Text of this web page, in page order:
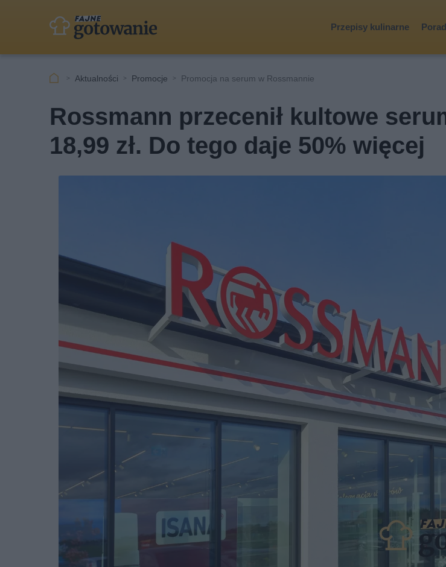
Przepisy kulinarne
Aktualności Promocje Promocja na serum w Rossmannie
Rossmann przecenił kultowe
18,99 zł. Do tego daje 50% więcej